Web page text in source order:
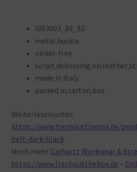
I003003_89_92
metal buckle
nickel-free
script debossing on leather
made in Italy
packed in carton box
Weiterlesen unter:
https://www.freshoutthebox.de/
belt-dark-black
Noch mehr Carhartt Workwear &
https://www.freshoutthebox.de –